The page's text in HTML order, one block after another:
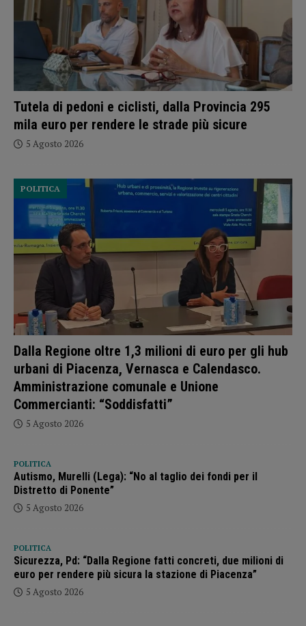
Tutela di pedoni e ciclisti, dalla Provincia 295
mila euro per rendere le strade più sicure
5 Agosto 2026
Dalla Regione oltre 1,3 milioni di euro per gli hub
urbani di Piacenza, Vernasca e Calendasco.
Amministrazione comunale e Unione
Commercianti: “Soddisfatti”
POLITICA
5 Agosto 2026
POLITICA
Autismo, Murelli (Lega): “No al taglio dei fondi per il
Distretto di Ponente”
5 Agosto 2026
POLITICA
Sicurezza, Pd: “Dalla Regione fatti concreti, due milioni di
euro per rendere più sicura la stazione di Piacenza”
5 Agosto 2026